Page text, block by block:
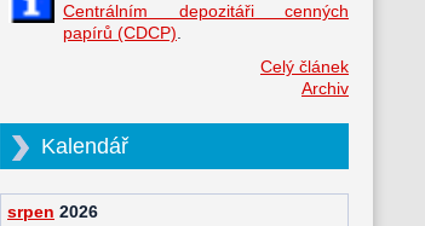
Centrálním depozitáři cenných
papírů (CDCP)
Celý článek
Archiv
Kalendář
srpen 2026